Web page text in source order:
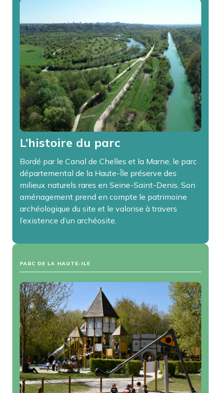
L’histoire du parc
Bordé par le Canal de Chelles et la Marne, le parc
départemental de la Haute-Île préserve des
milieux naturels rares en Seine-Saint-Denis. Son
aménagement prend en compte le patrimoine
archéologique du site et le valorise à travers
l’existence d’un archéosite.
PARC DE LA HAUTE-ILE